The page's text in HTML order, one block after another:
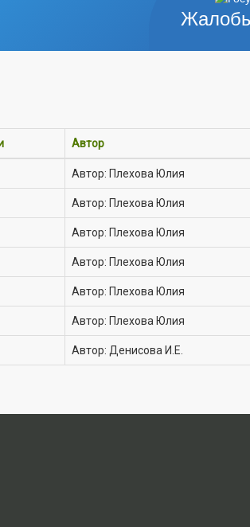
Автор
Автор: Плехова Юлия
Автор: Плехова Юлия
Автор: Плехова Юлия
Автор: Плехова Юлия
Автор: Плехова Юлия
Автор: Плехова Юлия
Автор: Денисова И.Е.